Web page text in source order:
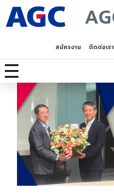
สมัครงาน ติดต่อเรา